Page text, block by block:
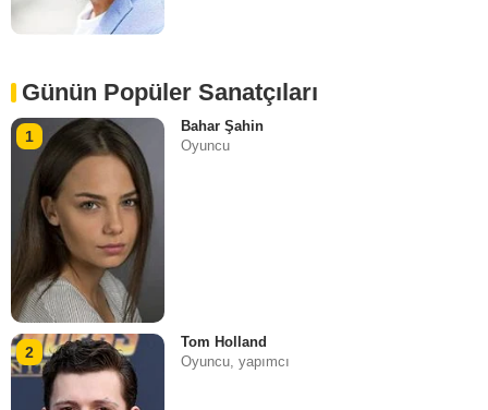
Günün Popüler Sanatçıları
1
Bahar Şahin
Oyuncu
2
Tom Holland
Oyuncu, yapımcı